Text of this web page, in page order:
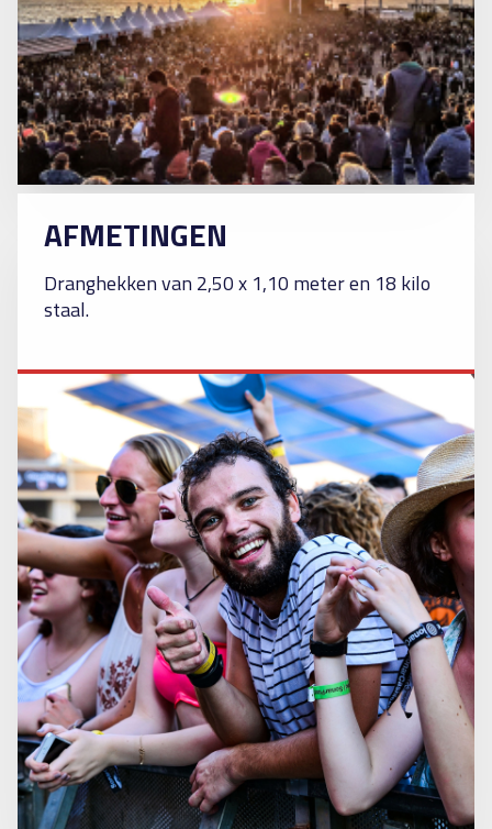
AFMETINGEN
Dranghekken van 2,50 x 1,10 meter en 18 kilo
staal.